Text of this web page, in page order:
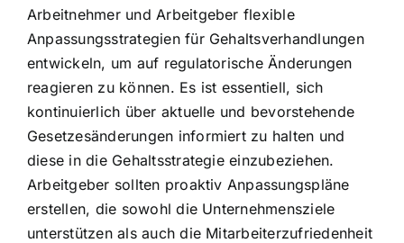
Arbeitnehmer und Arbeitgeber flexible
Anpassungsstrategien für Gehaltsverhandlungen
entwickeln, um auf regulatorische Änderungen
reagieren zu können. Es ist essentiell, sich
kontinuierlich über aktuelle und bevorstehende
Gesetzesänderungen informiert zu halten und
diese in die Gehaltsstrategie einzubeziehen.
Arbeitgeber sollten proaktiv Anpassungspläne
erstellen, die sowohl die Unternehmensziele
unterstützen als auch die Mitarbeiterzufriedenheit